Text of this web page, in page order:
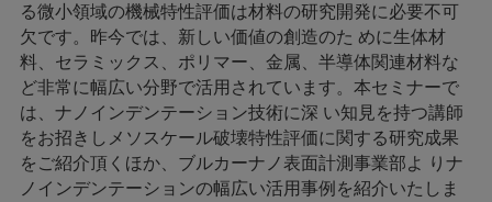
る微小領域の機械特性評価は材料の研究開発に必要不可
欠です。昨今では、新しい価値の創造のた めに生体材
料、セラミックス、ポリマー、金属、半導体関連材料な
ど非常に幅広い分野で活用されています。本セミナーで
は、ナノインデンテーション技術に深 い知見を持つ講師
をお招きしメソスケール破壊特性評価に関する研究成果
をご紹介頂くほか、ブルカーナノ表面計測事業部よ りナ
ノインデンテーションの幅広い活用事例を紹介いたしま